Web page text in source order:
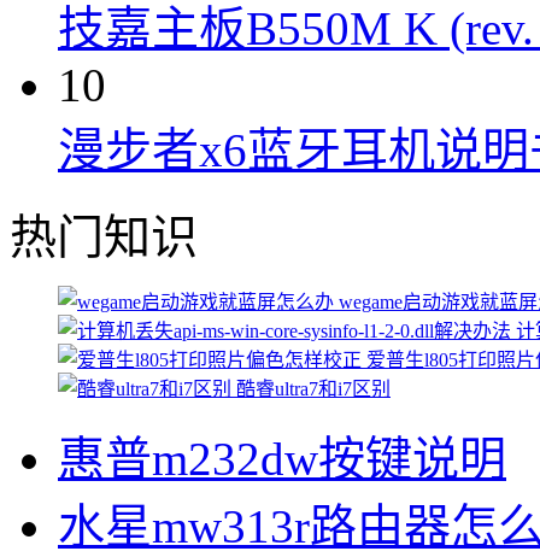
技嘉主板B550M K
10
漫步者x6蓝牙耳机说明
热门知识
wegame启动游戏就蓝
计
爱普生l805打印照
酷睿ultra7和i7区别
惠普m232dw按键说明
水星mw313r路由器怎